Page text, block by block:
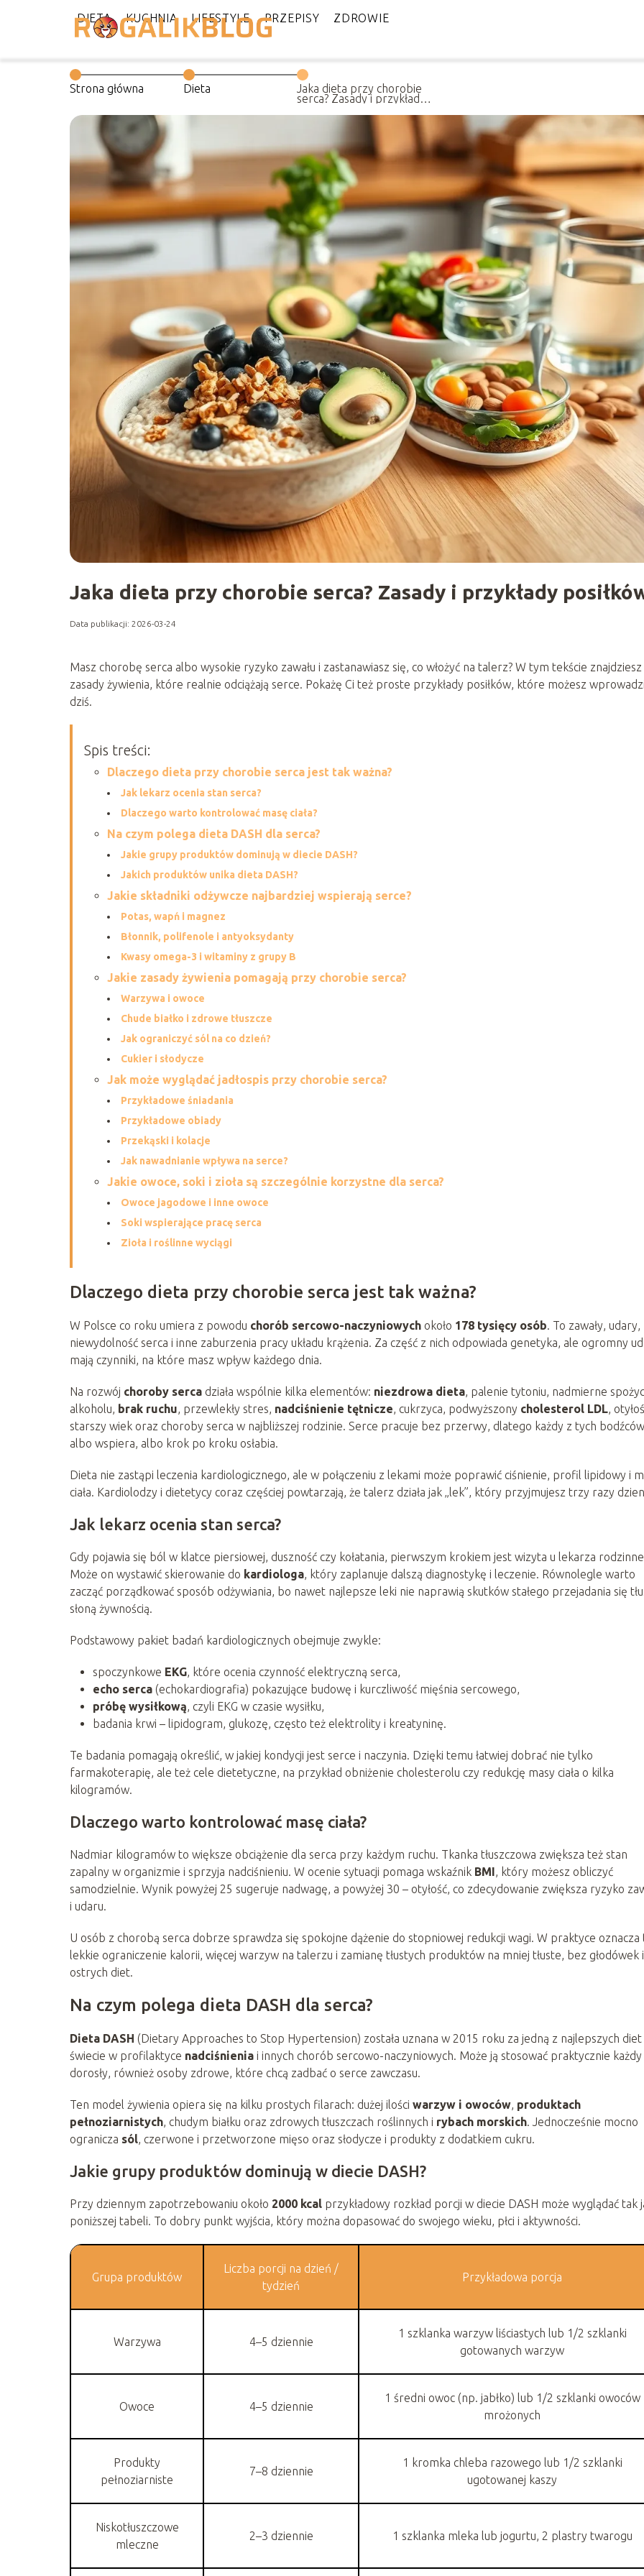
DIETA KUCHNIA LIFESTYLE PRZEPISY ZDROWIE
Strona główna Dieta Jaka dieta przy chorobie
serca? Zasady i przykłady
Jaka dieta przy chorobie serca? Zasady i przykłady
Data publikacji: 2026-03-24
Masz chorobę serca albo wysokie ryzyko zawału i zastanawiasz się, co włożyć na talerz? W tym tekście znajdziesz
zasady żywienia, które realnie odciążają serce. Pokażę Ci też proste przykłady posiłków, które możesz
dziś.
Spis treści:
Dlaczego dieta przy chorobie serca jest tak ważna?
Jak lekarz ocenia stan serca?
Dlaczego warto kontrolować masę ciała?
Na czym polega dieta DASH dla serca?
Jakie grupy produktów dominują w diecie DASH?
Jakich produktów unika dieta DASH?
Jakie składniki odżywcze najbardziej wspierają serce?
Potas, wapń i magnez
Błonnik, polifenole i antyoksydanty
Kwasy omega-3 i witaminy z grupy B
Jakie zasady żywienia pomagają przy chorobie serca?
Warzywa i owoce
Chude białko i zdrowe tłuszcze
Jak ograniczyć sól na co dzień?
Cukier i słodycze
Jak może wyglądać jadłospis przy chorobie serca?
Przykładowe śniadania
Przykładowe obiady
Przekąski i kolacje
Jak nawadnianie wpływa na serce?
Jakie owoce, soki i zioła są szczególnie korzystne dla serca?
Owoce jagodowe i inne owoce
Soki wspierające pracę serca
Zioła i roślinne wyciągi
Dlaczego dieta przy chorobie serca jest tak ważna?
W Polsce co roku umiera z powodu chorób sercowo-naczyniowych około 178 tysięcy osób. To zawały, udary,
niewydolność serca i inne zaburzenia pracy układu krążenia. Za część z nich odpowiada genetyka, ale ogromny
mają czynniki, na które masz wpływ każdego dnia.
Na rozwój choroby serca działa wspólnie kilka elementów: niezdrowa dieta, palenie tytoniu, nadmierne
alkoholu, brak ruchu, przewlekły stres, nadciśnienie tętnicze, cukrzyca, podwyższony cholesterol LDL,
starszy wiek oraz choroby serca w najbliższej rodzinie. Serce pracuje bez przerwy, dlatego każdy z tych
albo wspiera, albo krok po kroku osłabia.
Dieta nie zastąpi leczenia kardiologicznego, ale w połączeniu z lekami może poprawić ciśnienie, profil lipidowy i
ciała. Kardiolodzy i dietetycy coraz częściej powtarzają, że talerz działa jak „lek”, który przyjmujesz trzy razy
Jak lekarz ocenia stan serca?
Gdy pojawia się ból w klatce piersiowej, duszność czy kołatania, pierwszym krokiem jest wizyta u lekarza
Może on wystawić skierowanie do kardiologa, który zaplanuje dalszą diagnostykę i leczenie. Równolegle warto
zacząć porządkować sposób odżywiania, bo nawet najlepsze leki nie naprawią skutków stałego przejadania się
słoną żywnością.
Podstawowy pakiet badań kardiologicznych obejmuje zwykle:
spoczynkowe EKG, które ocenia czynność elektryczną serca,
echo serca (echokardiografia) pokazujące budowę i kurczliwość mięśnia sercowego,
próbę wysiłkową, czyli EKG w czasie wysiłku,
badania krwi – lipidogram, glukozę, często też elektrolity i kreatyninę.
Te badania pomagają określić, w jakiej kondycji jest serce i naczynia. Dzięki temu łatwiej dobrać nie tylko
farmakoterapię, ale też cele dietetyczne, na przykład obniżenie cholesterolu czy redukcję masy ciała o kilka
kilogramów.
Dlaczego warto kontrolować masę ciała?
Nadmiar kilogramów to większe obciążenie dla serca przy każdym ruchu. Tkanka tłuszczowa zwiększa też stan
zapalny w organizmie i sprzyja nadciśnieniu. W ocenie sytuacji pomaga wskaźnik BMI, który możesz obliczyć
samodzielnie. Wynik powyżej 25 sugeruje nadwagę, a powyżej 30 – otyłość, co zdecydowanie zwiększa ryzyko
i udaru.
U osób z chorobą serca dobrze sprawdza się spokojne dążenie do stopniowej redukcji wagi. W praktyce oznacza
lekkie ograniczenie kalorii, więcej warzyw na talerzu i zamianę tłustych produktów na mniej tłuste, bez głodówek i
ostrych diet.
Na czym polega dieta DASH dla serca?
Dieta DASH (Dietary Approaches to Stop Hypertension) została uznana w 2015 roku za jedną z najlepszych diet
świecie w profilaktyce nadciśnienia i innych chorób sercowo-naczyniowych. Może ją stosować praktycznie każdy
dorosły, również osoby zdrowe, które chcą zadbać o serce zawczasu.
Ten model żywienia opiera się na kilku prostych filarach: dużej ilości warzyw i owoców, produktach
pełnoziarnistych, chudym białku oraz zdrowych tłuszczach roślinnych i rybach morskich. Jednocześnie mocno
ogranicza sól, czerwone i przetworzone mięso oraz słodycze i produkty z dodatkiem cukru.
Jakie grupy produktów dominują w diecie DASH?
Przy dziennym zapotrzebowaniu około 2000 kcal przykładowy rozkład porcji w diecie DASH może wyglądać tak
poniższej tabeli. To dobry punkt wyjścia, który można dopasować do swojego wieku, płci i aktywności.
Grupa produktów
Liczba porcji na dzień /
tydzień
Przykładowa porcja
Warzywa 4–5 dziennie
1 szklanka warzyw liściastych lub 1/2 szklanki
gotowanych warzyw
Owoce 4–5 dziennie
1 średni owoc (np. jabłko) lub 1/2 szklanki owoców
mrożonych
Produkty
pełnoziarniste
7–8 dziennie
1 kromka chleba razowego lub 1/2 szklanki
ugotowanej kaszy
Niskotłuszczowe
mleczne
2–3 dziennie 1 szklanka mleka lub jogurtu, 2 plastry twarogu